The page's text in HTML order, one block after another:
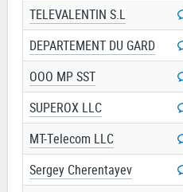
TELEVALENTIN S.L
DEPARTEMENT DU GARD
OOO MP SST
SUPEROX LLC
MT-Telecom LLC
Sergey Cherentayev